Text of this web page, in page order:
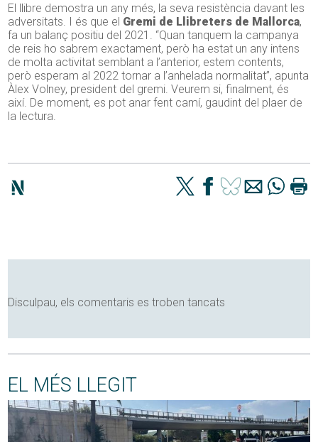
El llibre demostra un any més, la seva resistència davant les
adversitats. I és que el Gremi de Llibreters de Mallorca,
fa un balanç positiu del 2021. “Quan tanquem la campanya
de reis ho sabrem exactament, però ha estat un any intens
de molta activitat semblant a l’anterior, estem contents,
però esperam al 2022 tornar a l’anhelada normalitat”, apunta
Àlex Volney, president del gremi. Veurem si, finalment, és
així. De moment, es pot anar fent camí, gaudint del plaer de
la lectura.
Disculpau, els comentaris es troben tancats
EL MÉS LLEGIT